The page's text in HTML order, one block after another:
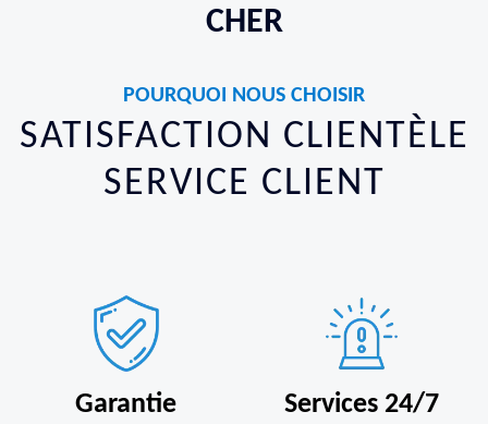
CHER
POURQUOI NOUS CHOISIR
SATISFACTION CLIENTÈLE
SERVICE CLIENT
Garantie
Services 24/7